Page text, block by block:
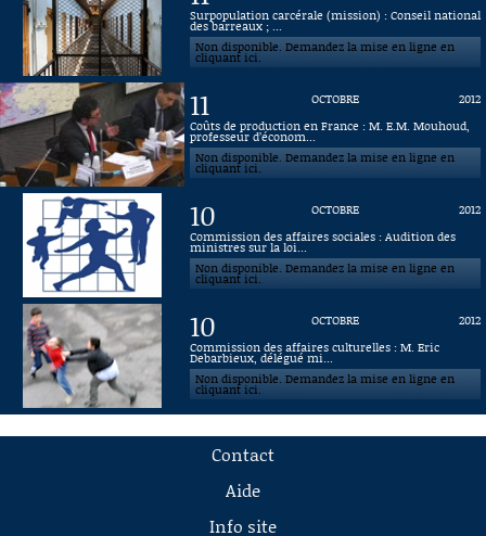
Surpopulation carcérale (mission) : Conseil national
des barreaux ; ...
Non disponible. Demandez la mise en ligne en
cliquant ici.
11 OCTOBRE
2012
Coûts de production en France : M. E.M. Mouhoud,
professeur d’économ...
Non disponible. Demandez la mise en ligne en
cliquant ici.
10 OCTOBRE
2012
Commission des affaires sociales : Audition des
ministres sur la loi...
Non disponible. Demandez la mise en ligne en
cliquant ici.
10 OCTOBRE
2012
Commission des affaires culturelles : M. Eric
Debarbieux, délégué mi...
Non disponible. Demandez la mise en ligne en
cliquant ici.
Contact
Aide
Info site